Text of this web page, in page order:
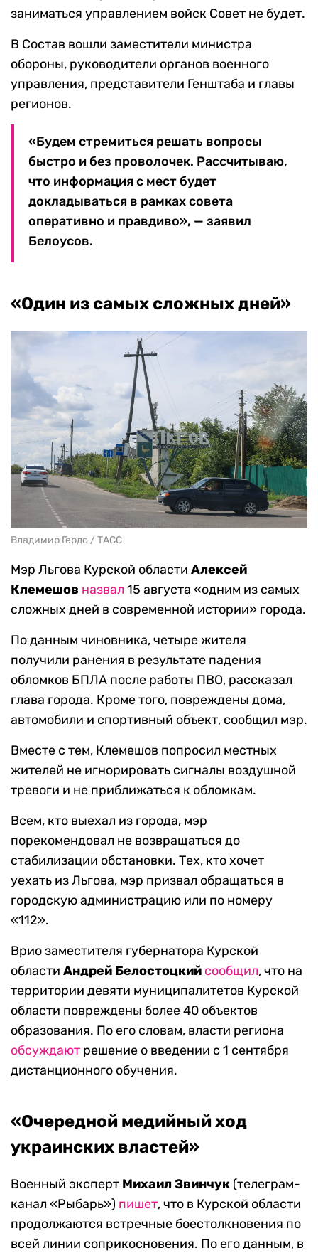
заниматься управлением войск Совет не будет.
В Состав вошли заместители министра
обороны, руководители органов военного
управления, представители Генштаба и главы
регионов.
«Будем стремиться решать вопросы
быстро и без проволочек. Рассчитываю,
что информация с мест будет
докладываться в рамках совета
оперативно и правдиво», — заявил
Белоусов.
«Один из самых сложных дней»
Владимир Гердо / ТАСС
Мэр Льгова Курской области Алексей
Клемешов назвал 15 августа «одним из самых
сложных дней в современной истории» города.
По данным чиновника, четыре жителя
получили ранения в результате падения
обломков БПЛА после работы ПВО, рассказал
глава города. Кроме того, повреждены дома,
автомобили и спортивный объект, сообщил мэр.
Вместе с тем, Клемешов попросил местных
жителей не игнорировать сигналы воздушной
тревоги и не приближаться к обломкам.
Всем, кто выехал из города, мэр
порекомендовал не возвращаться до
стабилизации обстановки. Тех, кто хочет
уехать из Льгова, мэр призвал обращаться в
городскую администрацию или по номеру
«112».
Врио заместителя губернатора Курской
области Андрей Белостоцкий сообщил, что на
территории девяти муниципалитетов Курской
области повреждены более 40 объектов
образования. По его словам, власти региона
обсуждают решение о введении с 1 сентября
дистанционного обучения.
«Очередной медийный ход
украинских властей»
Военный эксперт Михаил Звинчук (телеграм-
канал «Рыбарь») пишет, что в Курской области
продолжаются встречные боестолкновения по
всей линии соприкосновения. По его данным, в